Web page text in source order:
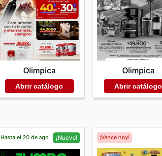
Olimpica
Abrir catálogo
Olimpica
Abrir catálogo
Hasta el 20 de ago ¡Nuevo! ¡Vence hoy!